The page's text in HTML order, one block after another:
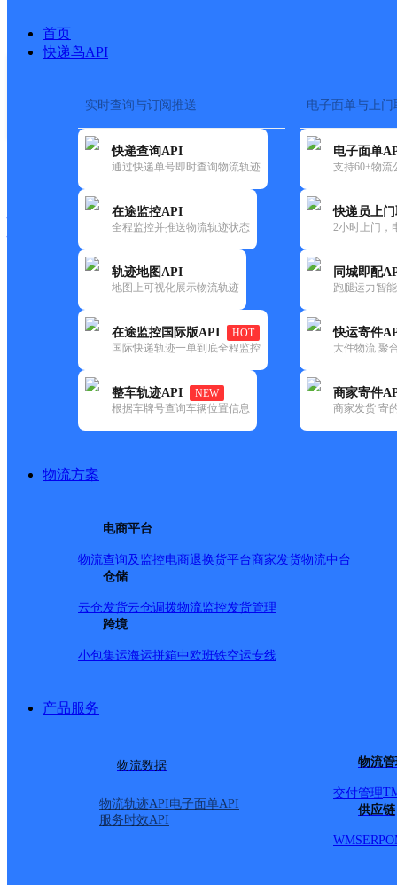
首页
快递鸟API
实时查询与订阅推送
快递查询API
通过快递单号即时查询物流轨迹
在途监控API
全程监控并推送物流轨迹状态
轨迹地图API
地图上可视化展示物流轨迹
在途监控国际版API
HOT
国际快递轨迹一单到底全程监控
整车轨迹API
NEW
根据车牌号查询车辆位置信息
电子面单与上门
电子面单
支持60+物流
快递员上
2小时上门，
同城即配
跑腿运力智
快运寄件
大件物流 聚
商家寄件
商家发货 寄
物流方案
电商平台
物流查询及监控电商退换货平台商家发货物流中台
仓储
云仓发货云仓调拨物流监控发货管理
跨境
小包集运海运拼箱中欧班铁空运专线
产品服务
物流数据
物流轨迹API电子面单API
服务时效API
物流
交付管理
供应链
WMSERP
快运大全 快递时效
韵达
黑龙江鹤岗市公司大世界分部
更新时间：2022-07-14 00:00:00
所属快递：韵达速递
所属区域：黑龙江省-鹤岗市-工农区
网点地址：黑龙江省鹤岗市工农区大世界后门和比优特中
网点负责人：